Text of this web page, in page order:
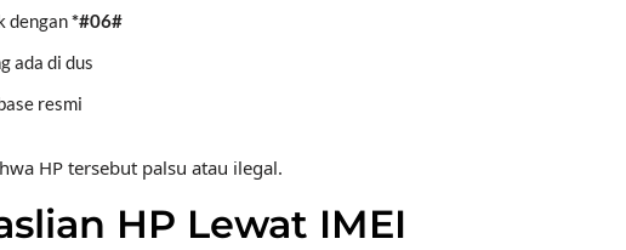
dengan*#06#
ada di dus
resmi
HP tersebut palsu atau ilegal.
HP Lewat IMEI